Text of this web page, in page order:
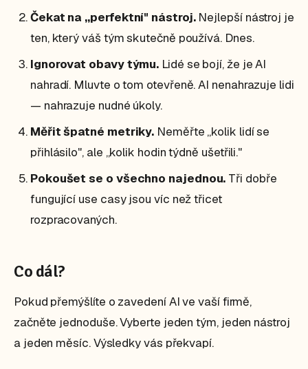
Čekat na „perfektní" nástroj.Nejlepší nástroj je
ten, který váš tým skutečně používá. Dnes.
Ignorovat obavy týmu. Lidé se bojí, že je AI
nahradí. Mluvte o tom otevřeně. AI nenahrazuje lidi
— nahrazuje nudné úkoly.
Měřit špatné metriky. Neměřte „kolik lidí se
přihlásilo", ale „kolik hodin týdně ušetřili."
Pokoušet se o všechno najednou. Tři dobře
fungující use casy jsou víc než třicet
rozpracovaných.
Co dál?
Pokud přemýšlíte o zavedení AI ve vaší firmě,
začněte jednoduše. Vyberte jeden tým, jeden nástroj
a jeden měsíc. Výsledky vás překvapí.